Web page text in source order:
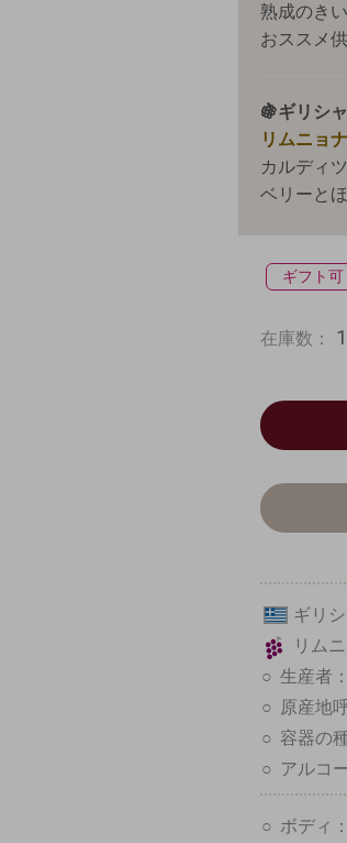
熟成のき
おススメ
🍇ギリシ
リムニョ
カルディ
ベリーと
ギフト可
在庫数：
ギリ
リム
生産者：
原産地
容器の
アルコ
ボディ：